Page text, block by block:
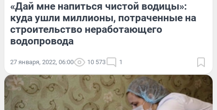
«Дай мне напиться чистой водицы»:
куда ушли миллионы, потраченные на
строительство неработающего
водопровода
27 января, 2022, 06:00 10 573 1